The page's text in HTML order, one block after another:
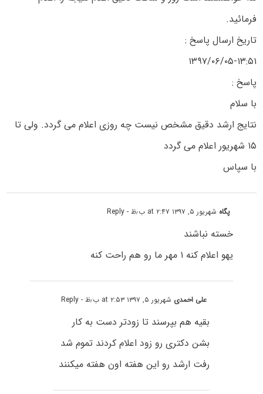
فرمائید.
تاریخ ارسال پاسخ :
۱۳۹۷/۰۶/۰۵-۱۳:۵۱
پاسخ :
با سلام
نتایج ارشد دقیق مشخص نیست چه روزی اعلام می گردد. ولی تا
۱۵ شهریور اعلام می گردد
با سپاس
پگاه شهریور ۵, ۱۳۹۷ at ۲:۴۷ ب٫ظ - Reply
خسته نباشند
یهو اعلام کنه ۱ مهر ما رو هم راحت کنه
علی احمدی شهریور ۵, ۱۳۹۷ at ۲:۵۳ ب٫ظ - Reply
بقیه هم بپرسند تا زودتر دست به کار
بشن دکتری رو زود اعلام کردند تموم شد
رفت ارشد رو این هفته اون هفته میکنند